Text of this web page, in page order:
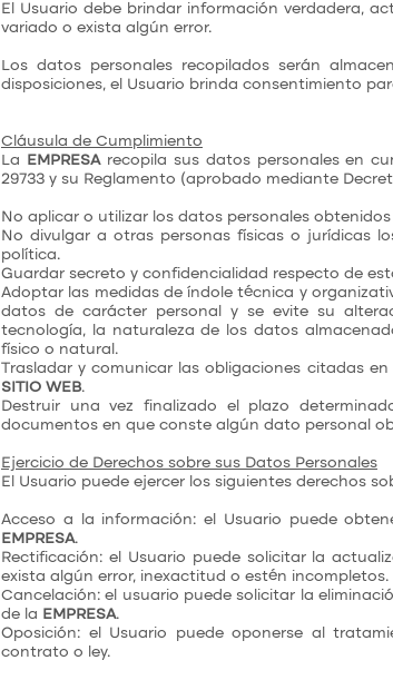
El Usuario debe brindar información verdadera,
variado o exista algún error.
Los datos personales recopilados serán
disposiciones, el Usuario brinda consentimiento
Cláusula de Cumplimiento
La
EMPRESArecopila sus datos personales en
29733 y su Reglamento (aprobado mediante
No aplicar o utilizar los datos personales
No divulgar a otras personas físicas o jurídicas
política.
Guardar secreto y confidencialidad respecto de
Adoptar las medidas de índole técnica y
datos de carácter personal y se evite su
tecnología, la naturaleza de los datos
físico o natural.
Trasladar y comunicar las obligaciones citadas
SITIO WEB.
Destruir una vez finalizado el plazo
documentos en que conste algún dato personal
Ejercicio de Derechos sobre sus Datos Personales
El Usuario puede ejercer los siguientes derechos
Acceso a la información: el Usuario puede
EMPRESA.
Rectificación: el Usuario puede solicitar la
exista algún error, inexactitud o estén incompletos.
Cancelación: el usuario puede solicitar la
de la EMPRESA.
Oposición: el Usuario puede oponerse al
contrato o ley.